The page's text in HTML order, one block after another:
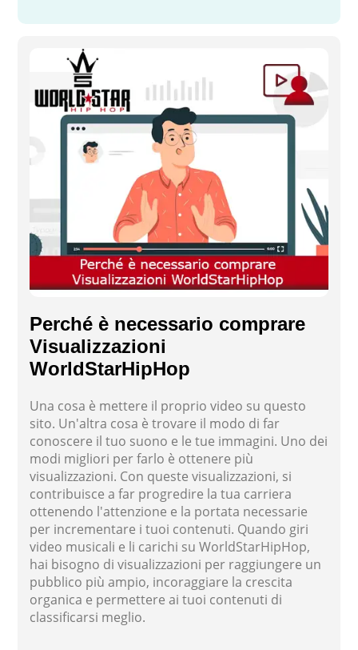
Perché è necessario comprare
Visualizzazioni
WorldStarHipHop
Una cosa è mettere il proprio video su questo
sito. Un'altra cosa è trovare il modo di far
conoscere il tuo suono e le tue immagini. Uno dei
modi migliori per farlo è ottenere più
visualizzazioni. Con queste visualizzazioni, si
contribuisce a far progredire la tua carriera
ottenendo l'attenzione e la portata necessarie
per incrementare i tuoi contenuti. Quando giri
video musicali e li carichi su WorldStarHipHop,
hai bisogno di visualizzazioni per raggiungere un
pubblico più ampio, incoraggiare la crescita
organica e permettere ai tuoi contenuti di
classificarsi meglio.